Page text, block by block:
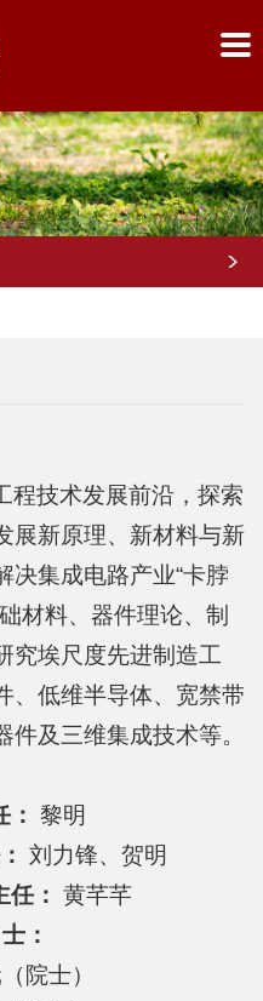
程技术发展前沿，探索
展新原理、新材料与新
决集成电路产业“卡脖
材料、器件理论、制
究埃尺度先进制造工
、低维半导体、宽禁带
及三维集成技术等。
： 黎明
刘力锋、贺明
任：黄芊芊
：
院士）